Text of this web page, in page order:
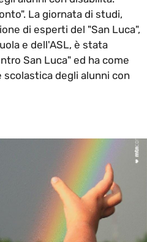
La giornata di studi,
di esperti del "San Luca",
e dell'ASL, è stata
San Luca" ed ha come
degli alunni con